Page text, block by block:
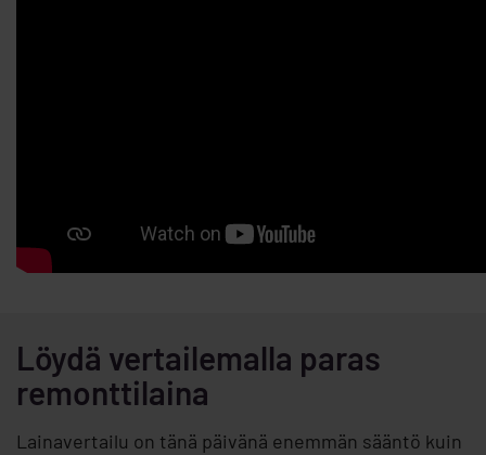
Löydä vertailemalla paras
remonttilaina
Lainavertailu on tänä päivänä enemmän sääntö kuin